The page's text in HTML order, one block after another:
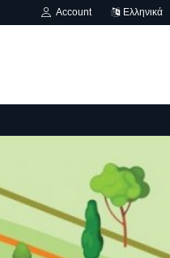
Account Ελληνικά